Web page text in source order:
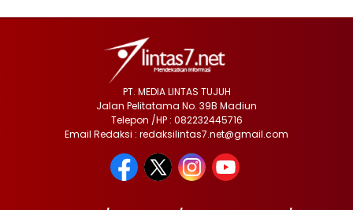
PT. MEDIA LINTAS TUJUH
Jalan Pelitatama No. 39B Madiun
Telepon /HP : 082232445716
Email Redaksi : redaksilintas7.net@gmail.com